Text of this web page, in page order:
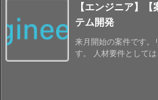
【エンジニア】
テム開発
来月開始の案件です。
す。 人材要件として